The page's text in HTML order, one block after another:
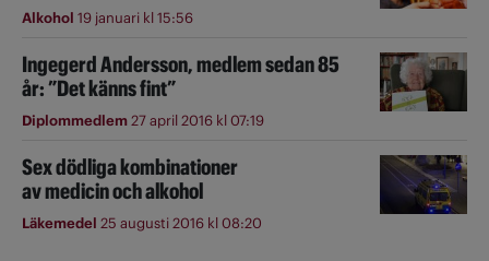
Alkohol 19 januari kl 15:56
Ingegerd Andersson, medlem sedan 85
år: ”Det känns fint”
Diplommedlem27 april 2016 kl 07:19
Sex dödliga kombinationer
av medicin och alkohol
Läkemedel 25 augusti 2016 kl 08:20